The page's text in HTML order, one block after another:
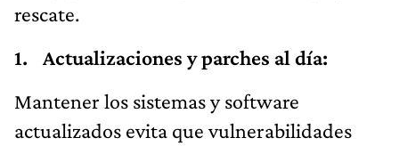
rescate.
Actualizaciones y parches al día:
Mantener los sistemas y software
actualizados evita que vulnerabilidades